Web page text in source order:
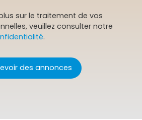
sur le traitement de vos
veuillez consulter notre
.
des annonces